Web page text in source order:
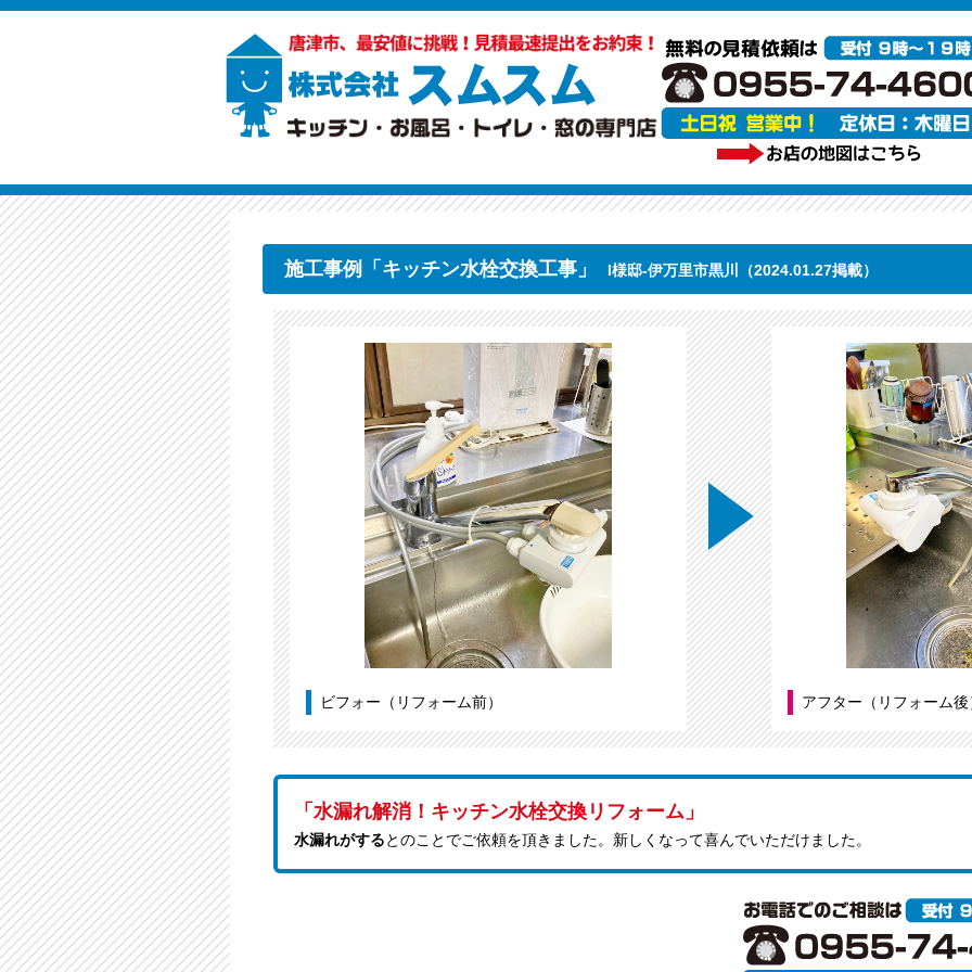
施工事例「キッチン水栓交換工事」 I様邸-伊万里市黒川（2024.01.27掲載）
ビフォー（リフォーム前） アフター（リフォーム後
「水漏れ解消！キッチン水栓交換リフォーム」
水漏れがする とのことでご依頼を頂きました。新しくなって喜んでいただけました。